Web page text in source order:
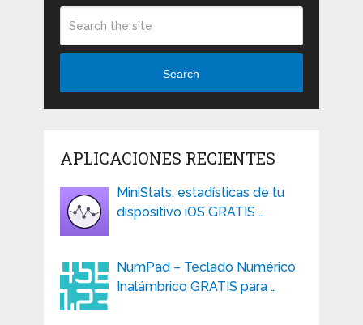
Search
APLICACIONES RECIENTES
MiniStats, estadísticas de tu
dispositivo iOS GRATIS …
NumPad – Teclado Numérico
Inalámbrico GRATIS para …